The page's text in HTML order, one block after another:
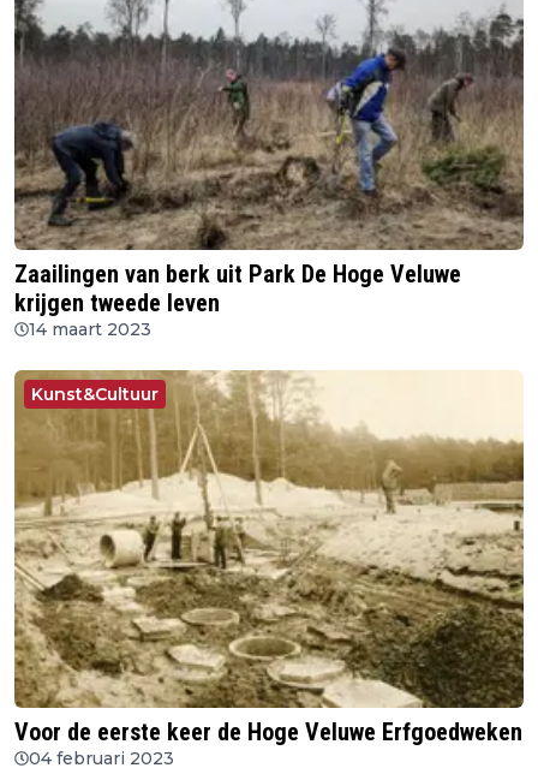
Zaailingen van berk uit Park De Hoge Veluwe
krijgen tweede leven
14 maart 2023
Kunst&Cultuur
Voor de eerste keer de Hoge Veluwe Erfgoedweken
04 februari 2023